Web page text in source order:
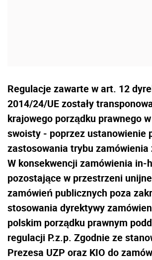
Regulacje zawarte w art. 12
2014/24/UE zostały
krajowego porządku prawnego
swoisty - poprzez ustanowienie
zastosowania trybu zamówienia
W konsekwencji zamówienia in-
pozostające w przestrzeni
zamówień publicznych poza
stosowania dyrektywy
polskim porządku prawnym
regulacji P.z.p. Zgodnie ze
Prezesa UZP oraz KIO do